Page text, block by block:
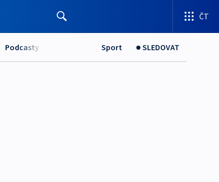
ČT
Podcasty Sport SLEDOVAT